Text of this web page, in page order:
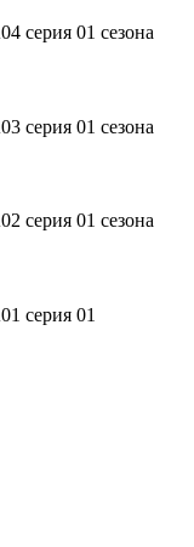
04 серия 01 сезона
03 серия 01 сезона
02 серия 01 сезона
01 серия 01